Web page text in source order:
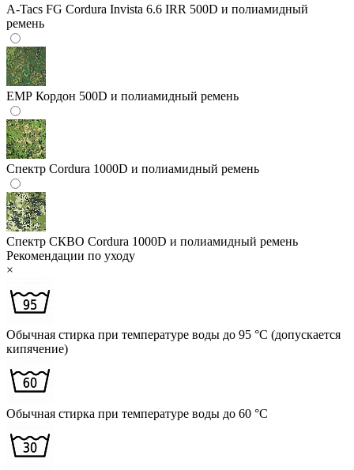
A-Tacs FG Cordura Invista 6.6 IRR 500D и полиамидный
ремень
ЕМР Кордон 500D и полиамидный ремень
Спектр Cordura 1000D и полиамидный ремень
Спектр СКВО Cordura 1000D и полиамидный ремень
Рекомендации по уходу
×
Обычная стирка при температуре воды до 95 °C (допускается
кипячение)
Обычная стирка при температуре воды до 60 °C